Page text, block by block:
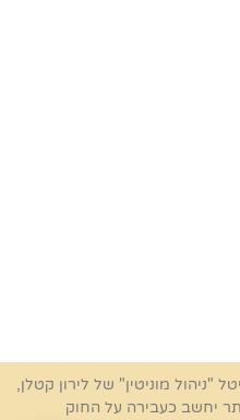
"ניהול מוניטין" של לירון קטלן,
יחשב כעבירה על החוק